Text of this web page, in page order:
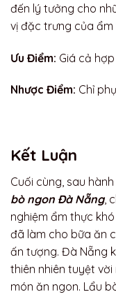
đến lý tưởng cho
vị đặc trưng của
Ưu Điểm: Giá cả
Nhược Điểm: Chỉ
Kết Luận
Cuối cùng, sau
bò ngon Đà Nẵng,
nghiệm ẩm thực
đã làm cho bữa ăn
ấn tượng. Đà Nẵng
thiên nhiên tuyệt
món ăn ngon. Lẩu